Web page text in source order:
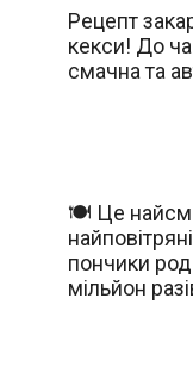
Рецепт
кекси! До
смачна та
🍽️ Це
пончики
мільйон